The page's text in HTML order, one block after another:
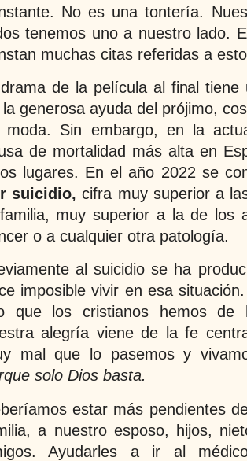
No es una tontería.
tenemos uno a nuestro lado.
muchas citas referidas a
de la película al final tiene
generosa ayuda del prójimo,
moda. Sin embargo, en la
de mortalidad más alta en
lugares. En el año 2022 se
suicidio,cifra muy superior a
muy superior a la de los
o a cualquier otra patología.
al suicidio se ha
imposible vivir en esa
que los cristianos hemos de
alegría viene de la fe
mal que lo pasemos y
solo Dios basta.
estar más pendientes
a nuestro esposo, hijos,
Ayudarles a ir al